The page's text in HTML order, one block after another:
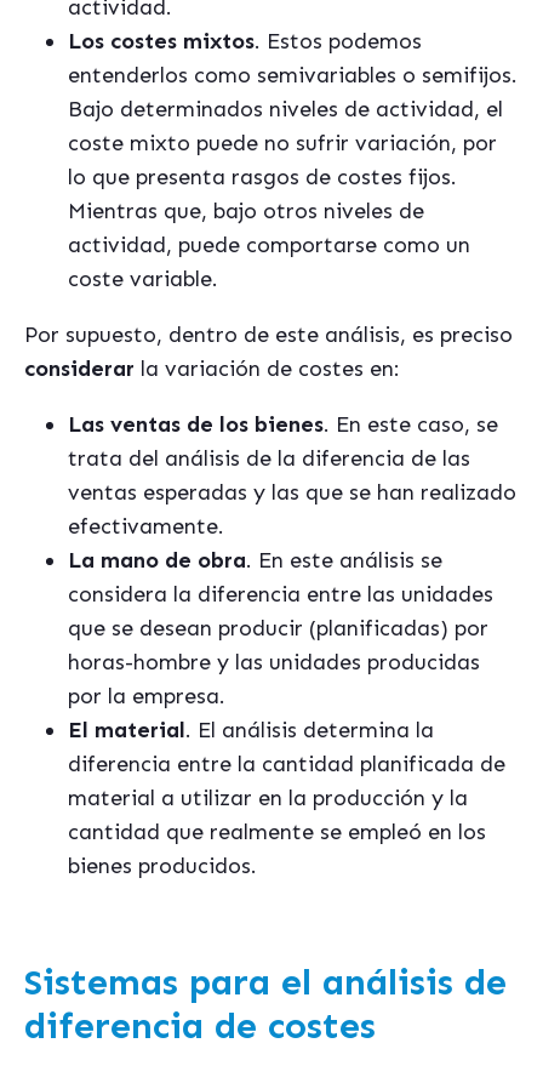
actividad.
Los costes mixtos. Estos podemos
entenderlos como semivariables o semifijos.
Bajo determinados niveles de actividad, el
coste mixto puede no sufrir variación, por
lo que presenta rasgos de costes fijos.
Mientras que, bajo otros niveles de
actividad, puede comportarse como un
coste variable.
Por supuesto, dentro de este análisis, es preciso
considerar la variación de costes en:
Las ventas de los bienes. En este caso, se
trata del análisis de la diferencia de las
ventas esperadas y las que se han realizado
efectivamente.
La mano de obra. En este análisis se
considera la diferencia entre las unidades
que se desean producir (planificadas) por
horas-hombre y las unidades producidas
por la empresa.
El material. El análisis determina la
diferencia entre la cantidad planificada de
material a utilizar en la producción y la
cantidad que realmente se empleó en los
bienes producidos.
Sistemas para el análisis de
diferencia de costes